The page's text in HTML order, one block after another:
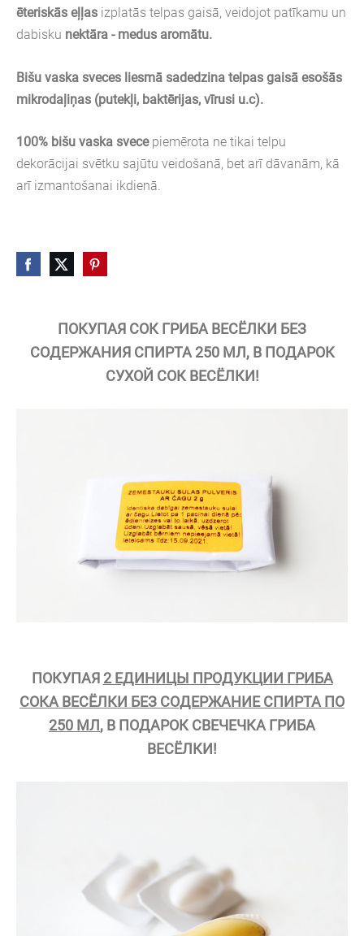
ПОКУПАЯ СОК ГРИБА ВЕСЁЛКИ БЕЗ
СОДЕРЖАНИЯ СПИРТА 250 МЛ, В ПОДАРОК
СУХОЙ СОК ВЕСЁЛКИ!
ПОКУПАЯ 2 ЕДИНИЦЫ ПРОДУКЦИИ ГРИБА
СОКА ВЕСЁЛКИ БЕЗ СОДЕРЖАНИЕ СПИРТА ПО
250 МЛ, В ПОДАРОК СВЕЧЕЧКА ГРИБА
ВЕСЁЛКИ!
ēteriskās eļļas izplatās telpas gaisā, veidojot patīkamu un
dabisku nektāra - medus aromātu.
Bišu vaska sveces liesmā sadedzina telpas gaisā esošās
mikrodaļiņas (putekļi, baktērijas, vīrusi u.c).
100% bišu vaska svece piemērota ne tikai telpu
dekorācijai svētku sajūtu veidošanā, bet arī dāvanām, kā
arī izmantošanai ikdienā.